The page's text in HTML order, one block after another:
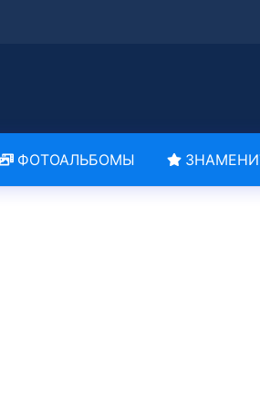
ФОТОАЛЬБОМЫ